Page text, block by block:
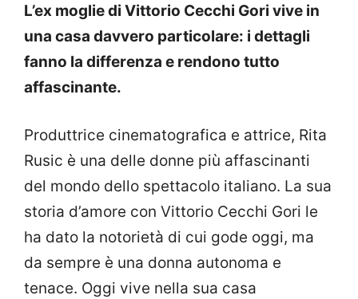
L’ex moglie di Vittorio Cecchi Gori vive in
una casa davvero particolare: i dettagli
fanno la differenza e rendono tutto
affascinante.
Produttrice cinematografica e attrice, Rita
Rusic è una delle donne più affascinanti
del mondo dello spettacolo italiano. La sua
storia d’amore con Vittorio Cecchi Gori le
ha dato la notorietà di cui gode oggi, ma
da sempre è una donna autonoma e
tenace. Oggi vive nella sua casa